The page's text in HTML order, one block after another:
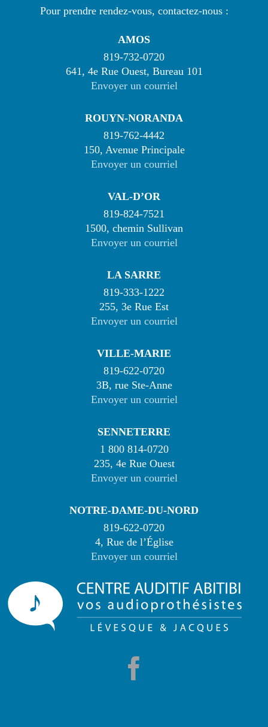
Pour prendre rendez-vous, contactez-nous :
AMOS
819-732-0720
641, 4e Rue Ouest, Bureau 101
Envoyer un courriel
VAL-D’OR
819-824-7521
1500, chemin Sullivan
Envoyer un courriel
VILLE-MARIE
819-622-0720
3B, rue Ste-Anne
Envoyer un courriel
ROUYN-NORANDA
819-762-4442
150, Avenue Principale
Envoyer un courriel
LA SARRE
819-333-1222
255, 3e Rue Est
Envoyer un courriel
SENNETERRE
1 800 814-0720
235, 4e Rue Ouest
Envoyer un courriel
NOTRE-DAME-DU-NORD
819-622-0720
4, Rue de l’Église
Envoyer un courriel